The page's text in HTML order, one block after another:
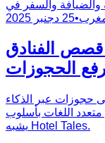
والضيافة والسفر في
•25 دجنبر 2025
قصص الفنادق
الحجوزات
حجوزات عبر الذكاء
اللغات بأسلوب
يشبه Hotel Tales.